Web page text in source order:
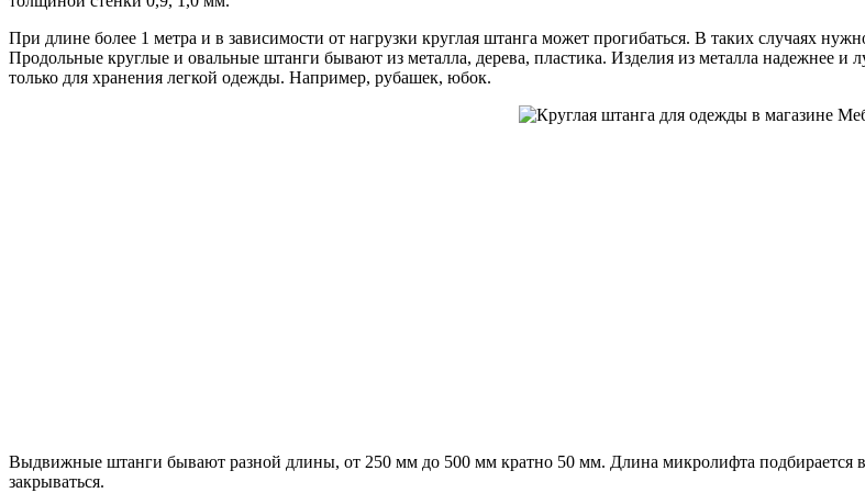
При длине более 1 метра и в зависимости от нагрузки круглая штанга может прогибаться. В таких случаях
Продольные круглые и овальные штанги бывают из металла, дерева, пластика. Изделия из металла надежнее
только для хранения легкой одежды. Например, рубашек, юбок.
Выдвижные штанги бывают разной длины, от 250 мм до 500 мм кратно 50 мм. Длина микролифта подбирается
закрываться.